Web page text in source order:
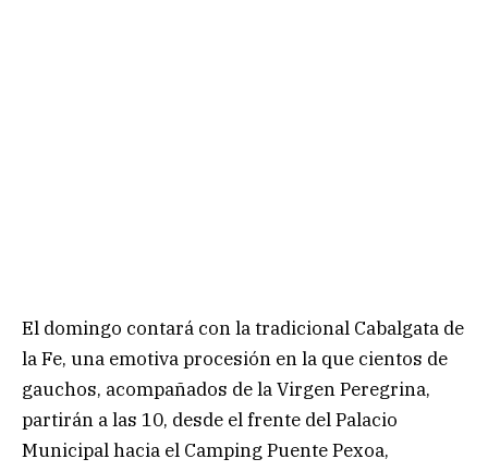
El domingo contará con la tradicional Cabalgata de
la Fe, una emotiva procesión en la que cientos de
gauchos, acompañados de la Virgen Peregrina,
partirán a las 10, desde el frente del Palacio
Municipal hacia el Camping Puente Pexoa,